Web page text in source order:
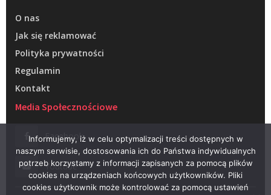
O nas
Jak się reklamować
Polityka prywatności
Regulamin
Kontakt
Media Społecznościowe
Facebook
Youtube
Informujemy, iż w celu optymalizacji treści dostępnych w
naszym serwisie, dostosowania ich do Państwa indywidualnych
potrzeb korzystamy z informacji zapisanych za pomocą plików
cookies na urządzeniach końcowych użytkowników. Pliki
cookies użytkownik może kontrolować za pomocą ustawień